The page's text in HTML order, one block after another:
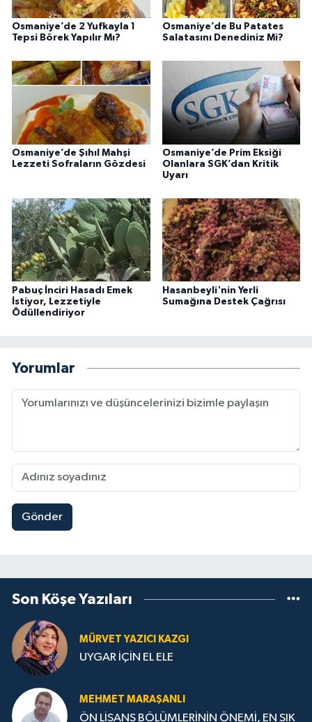
Osmaniye’de 2 Yufkayla 1
Tepsi Börek Yapılır Mı?
Osmaniye’de Bu Patates
Salatasını Denediniz Mi?
Osmaniye’de Şıhıl Mahşi
Lezzeti Sofraların Gözdesi
Osmaniye’de Prim Eksiği
Olanlara SGK’dan Kritik
Uyarı
Pabuç İnciri Hasadı Emek
İstiyor, Lezzetiyle
Ödüllendiriyor
Hasanbeyli'nin Yerli
Sumağına Destek Çağrısı
Yorumlar
Gönder
Son Köşe Yazıları
MÜRVET YAZICI KAZGI
UYGAR İÇİN EL ELE
MEHMET MARAŞANLI
ÖN LİSANS BÖLÜMLERİNİN ÖNEMİ, EN SIK